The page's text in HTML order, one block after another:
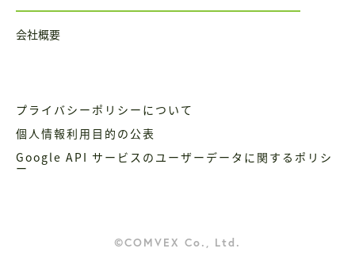
会社概要
プライバシーポリシーについて
個人情報利用目的の公表
Google API サービスのユーザーデータに関するポリシ
ー
©COMVEX Co., Ltd.